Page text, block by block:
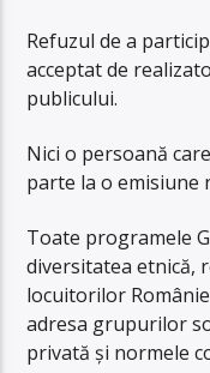
Refuzul de a
acceptat de
publicului.
Nici o persoană
parte la o emisiune
Toate programele
diversitatea etnică,
locuitorilor
adresa grupurilor
privată și normele